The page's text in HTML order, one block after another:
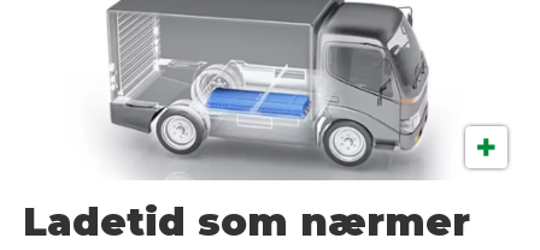
Ladetid som nærmer